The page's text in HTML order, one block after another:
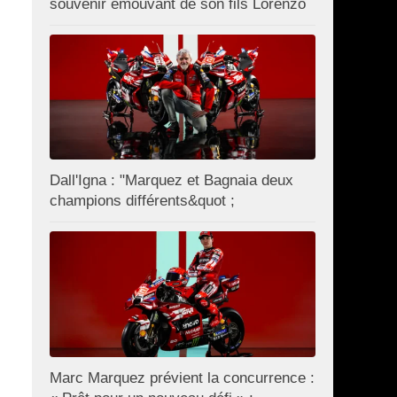
souvenir émouvant de son fils Lorenzo
Dall'Igna : "Marquez et Bagnaia deux
champions différents&quot ;
Marc Marquez prévient la concurrence :